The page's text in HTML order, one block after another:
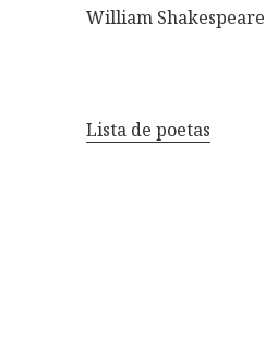
William Shakespeare
Lista de poetas